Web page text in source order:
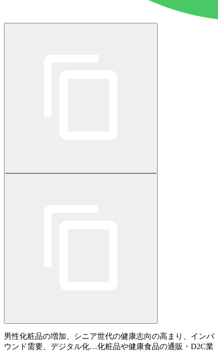
男性化粧品の増加、シニア世代の健康志向の高まり、インバ
ウンド需要、デジタル化…化粧品や健康食品の通販・D2C業